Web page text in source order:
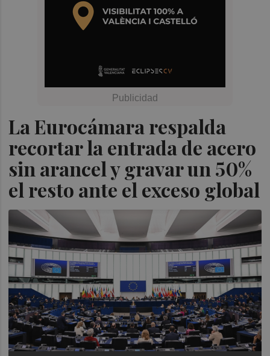
La Eurocámara respalda
recortar la entrada de acero
sin arancel y gravar un 50%
el resto ante el exceso global